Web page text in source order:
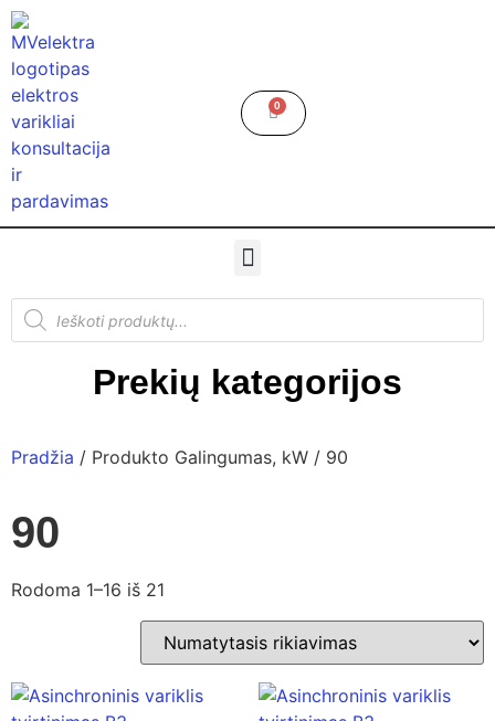
0
Prekių kategorijos
Pradžia / Produkto Galingumas, kW / 90
90
Rodoma 1–16 iš 21